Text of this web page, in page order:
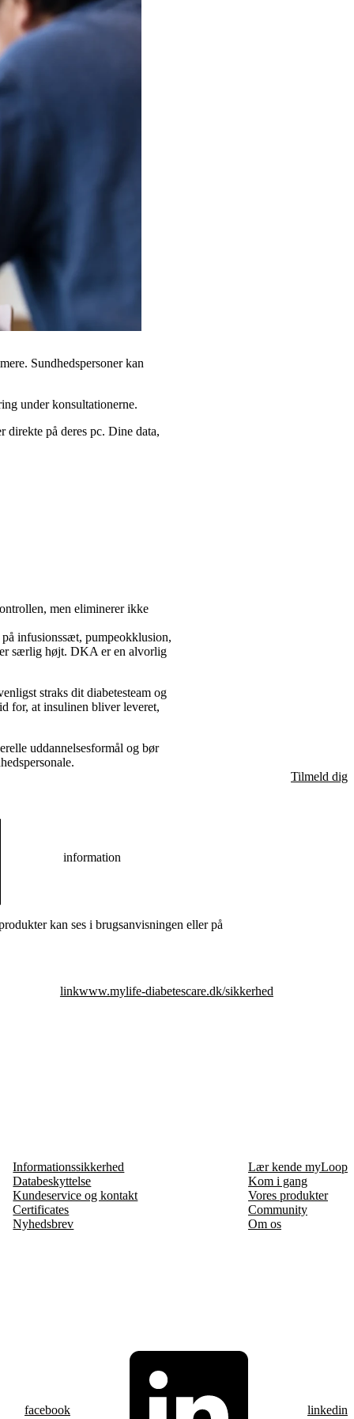
Sundhedspersoner kan
under konsultationerne.
på deres pc. Dine data,
men eliminerer ikke
infusionssæt, pumpeokklusion,
særlig højt. DKA er en alvorlig
straks dit diabetesteam og
for, at insulinen bliver leveret,
uddannelsesformål og bør
Tilmeld dig
information
kan ses i brugsanvisningen eller på
linkwww.mylife-diabetescare.dk/sikkerhed
Informationssikkerhed
Databeskyttelse
Kundeservice og kontakt
Certificates
Nyhedsbrev
Lær kende myLoop
Kom i gang
Vores produkter
Community
Om os
facebook linkedin